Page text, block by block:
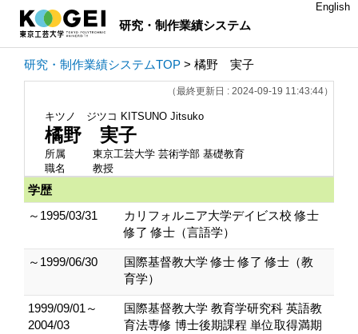
研究・制作業績システム
English
研究・制作業績システムTOP > 橘野 実子
（最終更新日 : 2024-09-19 11:43:44）
キツノ ジツコ KITSUNO Jitsuko
橘野 実子
所属
東京工芸大学 芸術学部 基礎教育
職名
教授
学歴
～1995/03/31
カリフォルニア大学デイビス校 修士
修了 修士（言語学）
～1999/06/30
国際基督教大学 修士 修了 修士（教
育学）
1999/09/01～
2004/03
国際基督教大学 教育学研究科 英語教
育法専修 博士後期課程 単位取得満期